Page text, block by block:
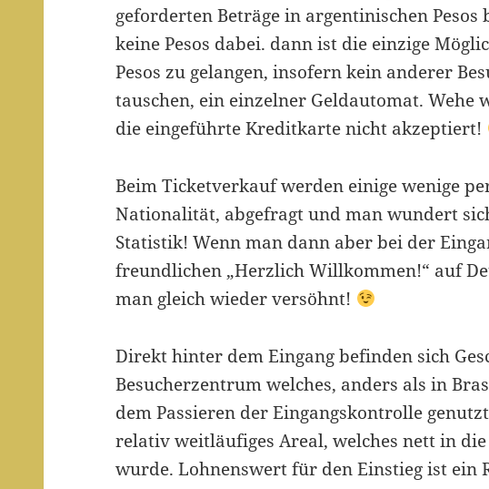
geforderten Beträge in argentinischen
keine Pesos dabei. dann ist die einzige
Pesos zu gelangen, insofern kein anderer
tauschen, ein einzelner Geldautomat. Wehe
die eingeführte Kreditkarte nicht akzeptiert!
Beim Ticketverkauf werden einige wenige
Nationalität, abgefragt und man wundert
Statistik! Wenn man dann aber bei der
freundlichen „Herzlich Willkommen!“ auf
man gleich wieder versöhnt!
Direkt hinter dem Eingang befinden sich
Besucherzentrum welches, anders als in
dem Passieren der Eingangskontrolle
relativ weitläufiges Areal, welches nett in
wurde. Lohnenswert für den Einstieg ist ein